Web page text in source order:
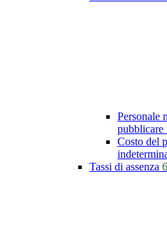
Personale
pubblicare
Costo del
Tassi di assenza